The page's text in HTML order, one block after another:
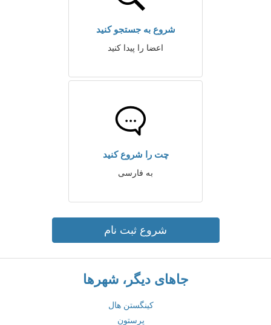
شروع به جستجو کنید
اعضا را پیدا کنید
چت را شروع کنید
به فارسی
شروع ثبت نام
جاهای دیگر، شهرها
کینگستن هال
پرستون